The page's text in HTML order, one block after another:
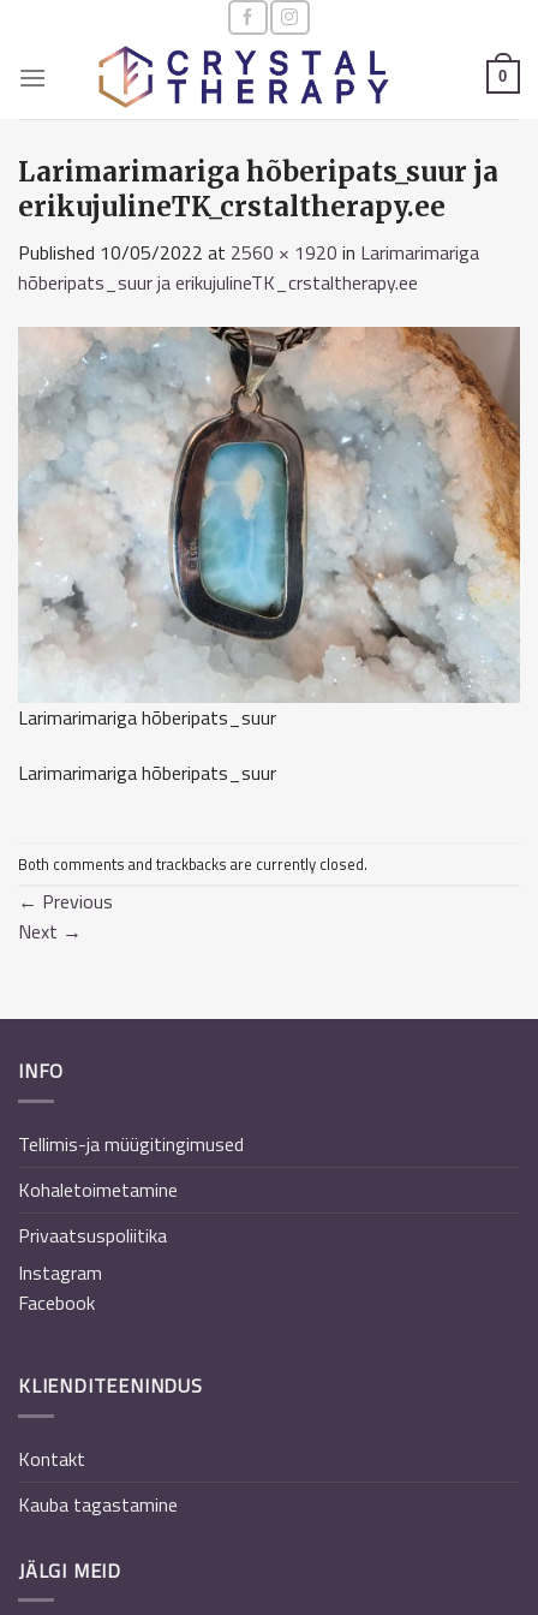
content
0
Larimarimariga hõberipats_suur ja
erikujulineTK_crstaltherapy.ee
Published 10/05/2022 at 2560 × 1920 in Larimarimariga
hõberipats_suur ja erikujulineTK_crstaltherapy.ee
Larimarimariga hõberipats_suur
Larimarimariga hõberipats_suur
Both comments and trackbacks are currently closed.
← Previous
Next →
INFO
Tellimis-ja müügitingimused
Kohaletoimetamine
Privaatsuspoliitika
Instagram
Facebook
KLIENDITEENINDUS
Kontakt
Kauba tagastamine
JÄLGI MEID